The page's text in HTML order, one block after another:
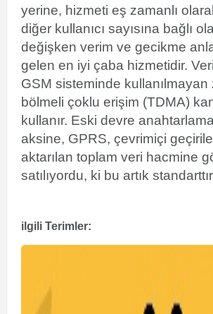
yerine, hizmeti eş zamanlı
diğer kullanıcı sayısına bağlı
değişken verim ve gecikme
gelen en iyi çaba hizmetidir.
GSM sisteminde kullanılmayan
bölmeli çoklu erişim (TDMA)
kullanır. Eski devre
aksine, GPRS, çevrimiçi
aktarılan toplam veri hacmine
satılıyordu, ki bu artık
ilgili Terimler: